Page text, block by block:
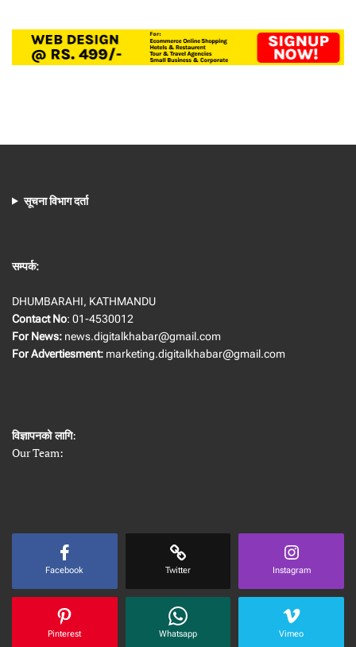
सूचना विभाग दर्ता
सम्पर्क:
DHUMBARAHI, KATHMANDU
Contact No: 01-4530012
For News: news.digitalkhabar@gmail.com
For Advertiesment: marketing.digitalkhabar@gmail.com
विज्ञापनको लागि:
Our Team:
Facebook Twitter Instagram
Pinterest Whatsapp Vimeo